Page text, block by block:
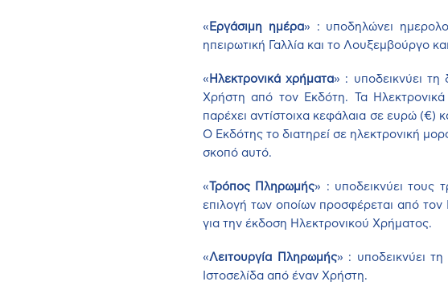
« Εργάσιμη ημέρα» : υποδηλώνει
ηπειρωτική Γαλλία και το Λουξεμβούργο
« Ηλεκτρονικά χρήματα» : υποδεικνύει τη
Χρήστη από τον Εκδότη. Τα
παρέχει αντίστοιχα κεφάλαια σε ευρώ (€)
Ο Εκδότης το διατηρεί σε ηλεκτρονική
σκοπό αυτό.
«Τρόπος Πληρωμής» : υποδεικνύει τους
επιλογή των οποίων προσφέρεται από τον
για την έκδοση Ηλεκτρονικού Χρήματος.
«Λειτουργία Πληρωμής» : υποδεικνύει
Ιστοσελίδα από έναν Χρήστη.